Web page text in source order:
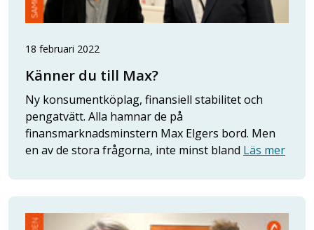
18 februari 2022
Känner du till Max?
Ny konsumentköplag, finansiell stabilitet och
pengatvätt. Alla hamnar de på
finansmarknadsminstern Max Elgers bord. Men
en av de stora frågorna, inte minst bland Läs mer